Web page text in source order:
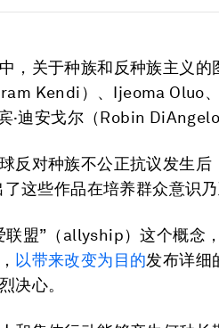
，关于种族和反种族主义
Kendi）、Ijeoma Oluo
·迪安戈尔（Robin
反对种族不公正抗议发生后
了这些作品在培养群众意识
联盟”（allyship）这个概念
以带来改变为目的发布详细
决心。